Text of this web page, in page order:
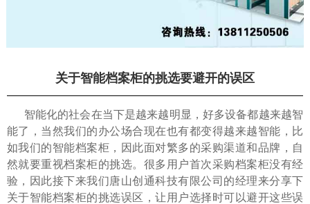
关于智能档案柜的挑选要避开的误区
智能化的社会在当下是越来越明显，好多设备都越来越智
能了，当然我们的办公场合现在也有都变得越来越智能，比
如我们的智能档案柜，因此面对繁多的采购渠道和品牌，自
然就要重视档案柜的挑选。很多用户首次采购档案柜没有经
验，因此接下来我们唐山创通科技有限公司的经理来分享下
关于智能档案柜的挑选误区，让用户选择时可以避开这些误